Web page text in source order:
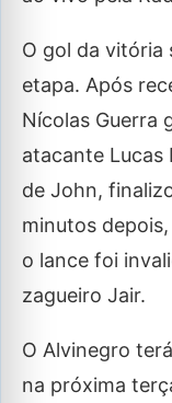
O gol da vitória
etapa. Após
Nícolas Guerra
atacante Lucas
de John,
minutos
o lance foi
zagueiro Jair.
O Alvinegro
na próxima